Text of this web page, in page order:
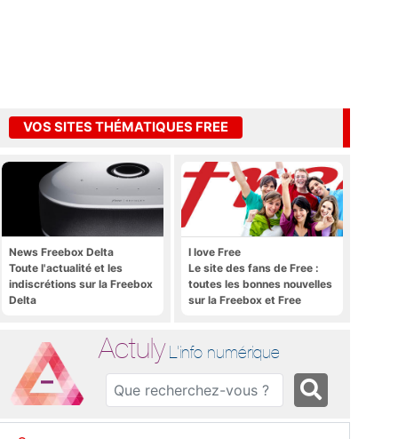
VOS SITES THÉMATIQUES FREE
News Freebox Delta
Toute l'actualité et les
indiscrétions sur la Freebox
Delta
I love Free
Le site des fans de Free :
toutes les bonnes nouvelles
sur la Freebox et Free
Actuly L'info numérique